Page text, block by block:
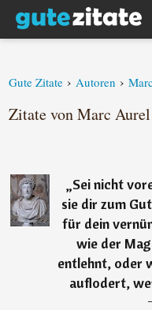
Gute Zitate › Autoren ›
Zitate von Marc
„Sei nicht
sie dir zum
für dein
wie der
entlehnt, oder
auflodert,